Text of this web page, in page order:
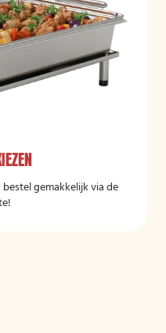
gemakkelijk via de